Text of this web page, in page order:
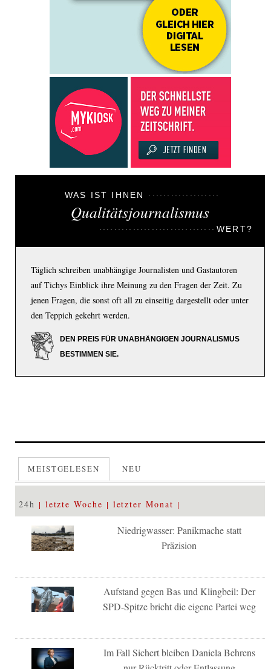
WAS IST IHNEN
Qualitätsjournalismus
WERT?
Täglich schreiben unabhängige Journalisten und Gastautoren
auf Tichys Einblick ihre Meinung zu den Fragen der Zeit. Zu
jenen Fragen, die sonst oft all zu einseitig dargestellt oder unter
den Teppich gekehrt werden.
DEN PREIS FÜR UNABHÄNGIGEN JOURNALISMUS
BESTIMMEN SIE.
MEISTGELESEN NEU
24h letzte Woche letzter Monat
Niedrigwasser: Panikmache statt
Präzision
Aufstand gegen Bas und Klingbeil: Der
SPD-Spitze bricht die eigene Partei weg
Im Fall Sichert bleiben Daniela Behrens